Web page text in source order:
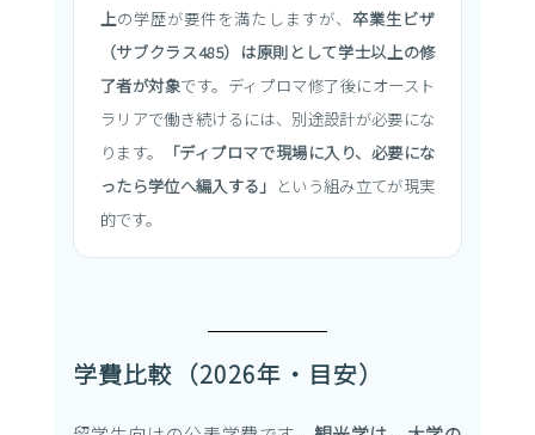
上の学歴が要件を満たしますが、 卒業生ビザ
（サブクラス485）は原則として学士以上の修
了者が対象です。ディプロマ修了後にオースト
ラリアで働き続けるには、別途設計が必要にな
ります。
「ディプロマで現場に入り、必要にな
ったら学位へ編入する」 という組み立てが現実
的です。
学費比較（2026年・目安）